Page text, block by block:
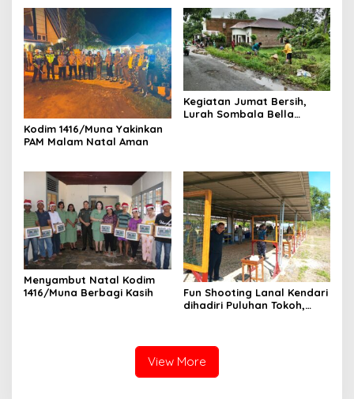
Kodim 1416/Muna Yakinkan
PAM Malam Natal Aman
Kegiatan Jumat Bersih,
Lurah Sombala Bella
Menyambut Natal Kodim
1416/Muna Berbagi Kasih
Fun Shooting Lanal Kendari
dihadiri Puluhan Tokoh,
View More